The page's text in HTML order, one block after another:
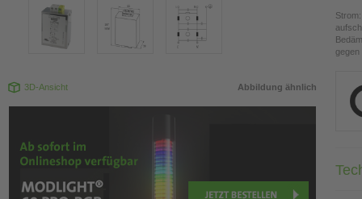
3D-Ansicht Abbildung ähnlich